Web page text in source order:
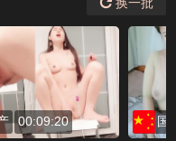
00:09:20 国